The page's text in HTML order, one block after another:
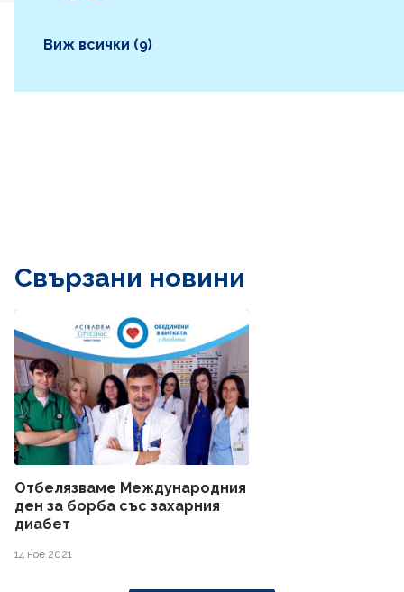
Виж всички (9)
Свързани новини
Отбелязваме Международния
ден за борба със захарния
диабет
14 ное 2021